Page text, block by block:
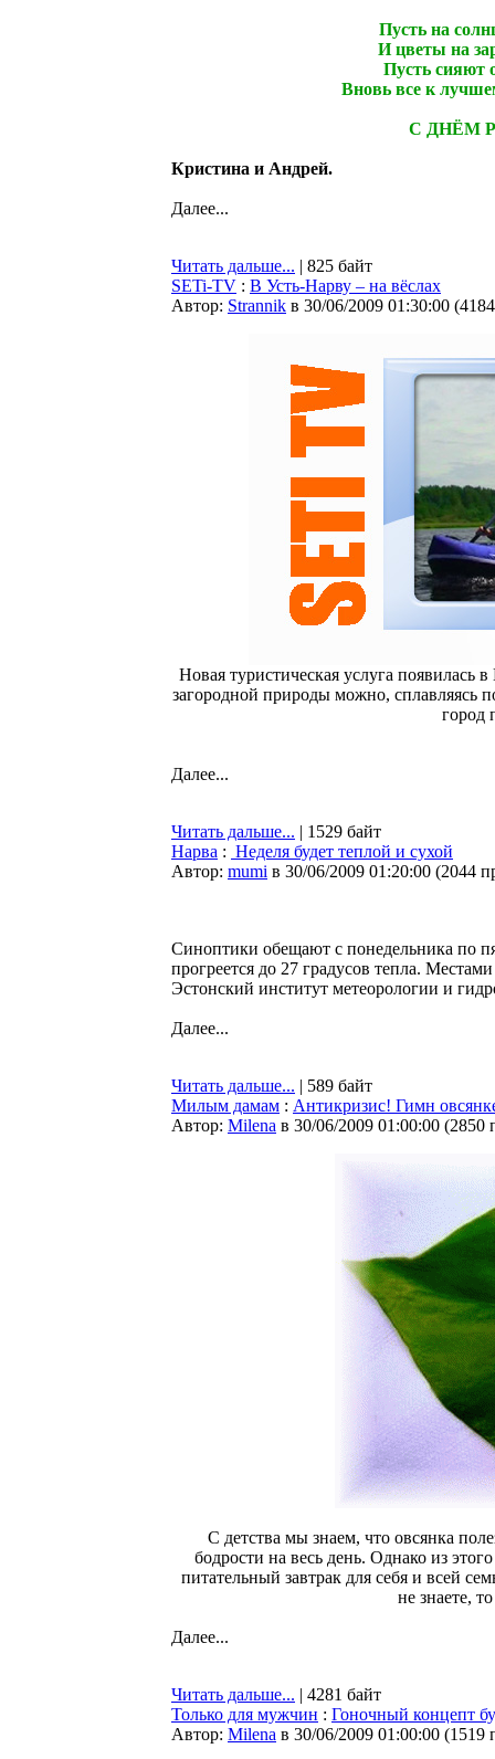
Пусть на
И цветы на
Пусть сияют
Вновь все к
С ДНЁМ
Кристина и Андрей.
Далее...
Читать дальше... | 825 байт
SETi-TV : В Усть-Нарву – на вёслах
Автор: Strannik в 30/06/2009 01:30:00 (
Новая туристическая услуга появилась
загородной природы можно, сплавляясь
город
Далее...
Читать дальше... | 1529 байт
Нарва : Неделя будет теплой и сухой
Автор: mumi в 30/06/2009 01:20:00 (2044
Синоптики обещают с понедельника по
прогреется до 27 градусов тепла.
Эстонский институт метеорологии и
Далее...
Читать дальше... | 589 байт
Милым дамам : Антикризис! Гимн
Автор: Milena в 30/06/2009 01:00:00 (2850
С детства мы знаем, что овсянка
бодрости на весь день. Однако из
питательный завтрак для себя и всей
не знаете,
Далее...
Читать дальше... | 4281 байт
Только для мужчин : Гоночный концепт
Автор: Milena в 30/06/2009 01:00:00 (1519